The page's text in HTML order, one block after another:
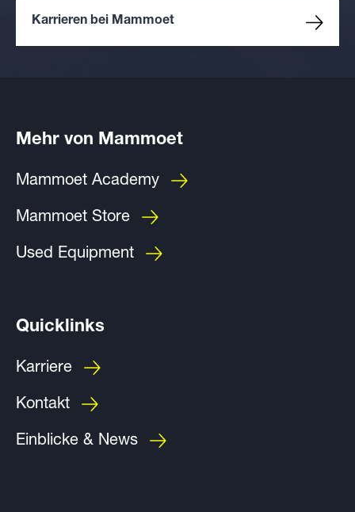
Karrieren bei Mammoet
Mehr von Mammoet
Mammoet Academy
Mammoet Store
Used Equipment
Quicklinks
Karriere
Kontakt
Einblicke & News